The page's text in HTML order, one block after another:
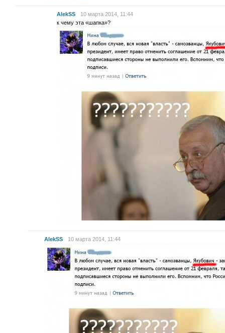
AlekSS
10 марта 2014, 11:44
к чему эта «шапка»?
AlekSS 10 марта 2014, 11:44